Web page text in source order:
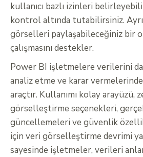
kullanıcı bazlı izinleri
kontrol altında tutabilirsiniz.
görselleri paylaşabileceğiniz bir
çalışmasını destekler.
Power BI işletmelere verilerini
analiz etme ve karar vermelerinde
araçtır. Kullanımı kolay arayüzü,
görselleştirme seçenekleri,
güncellemeleri ve güvenlik
için veri görselleştirme devrimi
sayesinde işletmeler, verileri